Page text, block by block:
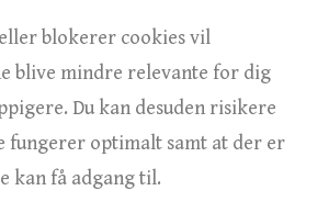
blokerer cookies vil
blive mindre relevante for dig
Du kan desuden risikere
fungerer optimalt samt at der er
kan få adgang til.